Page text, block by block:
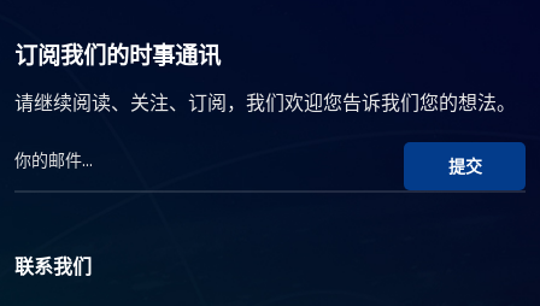
订阅我们的时事通讯
请继续阅读、关注、订阅，我们欢迎您告诉我们您的想法。
提交
联系我们